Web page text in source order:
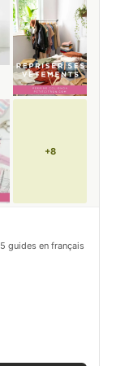
+8
guides en français